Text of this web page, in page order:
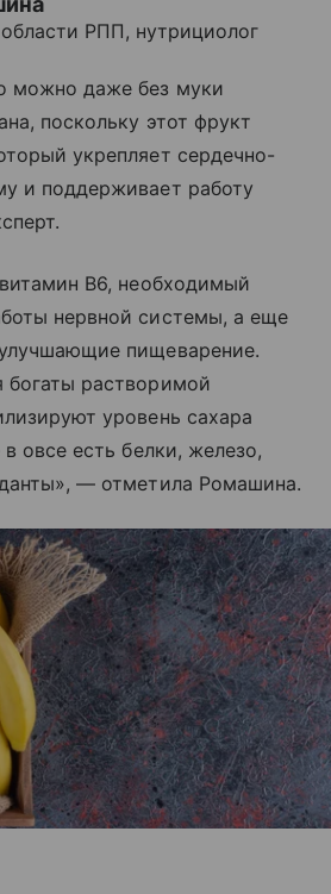
РПП, нутрициолог
можно даже без муки
поскольку этот фрукт
укрепляет сердечно-
и поддерживает работу
В6, необходимый
нервной системы, а еще
пищеварение.
растворимой
уровень сахара
овсе есть белки, железо,
— отметила Ромашина.